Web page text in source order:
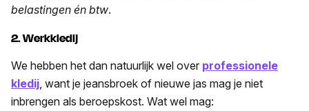
belastingen én btw.
2. Werkkledij
We hebben het dan natuurlijk wel over professionele
kledij , want je jeansbroek of nieuwe jas mag je niet
inbrengen als beroepskost. Wat wel mag: